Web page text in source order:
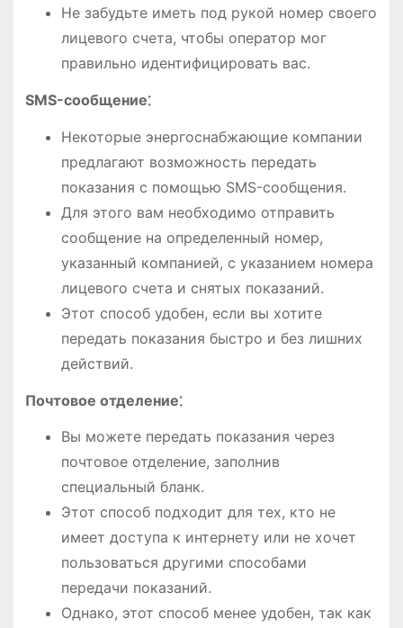
Не забудьте иметь под рукой номер своего
лицевого счета, чтобы оператор мог
правильно идентифицировать вас.
SMS-сообщение⁚
Некоторые энергоснабжающие компании
предлагают возможность передать
показания с помощью SMS-сообщения.
Для этого вам необходимо отправить
сообщение на определенный номер,
указанный компанией, с указанием номера
лицевого счета и снятых показаний.
Этот способ удобен, если вы хотите
передать показания быстро и без лишних
действий.
Почтовое отделение⁚
Вы можете передать показания через
почтовое отделение, заполнив
специальный бланк.
Этот способ подходит для тех, кто не
имеет доступа к интернету или не хочет
пользоваться другими способами
передачи показаний.
Однако, этот способ менее удобен, так как